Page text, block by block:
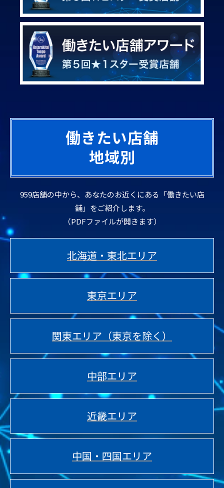
働きたい店舗
地域別
959店舗の中から、あなたのお近くにある「働きたい店
舗」をご紹介します。
（PDFファイルが開きます）
北海道・東北エリア
東京エリア
関東エリア（東京を除く）
中部エリア
近畿エリア
中国・四国エリア